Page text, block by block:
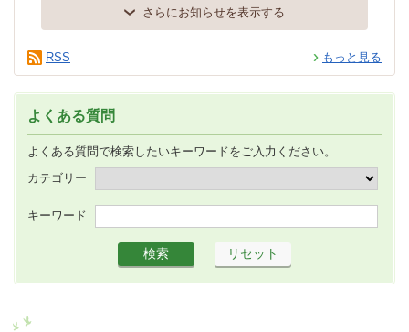
さらにお知らせを表示する
もっと見る
RSS
よくある質問
よくある質問で検索したいキーワードをご入力ください。
カテゴリー
キーワード